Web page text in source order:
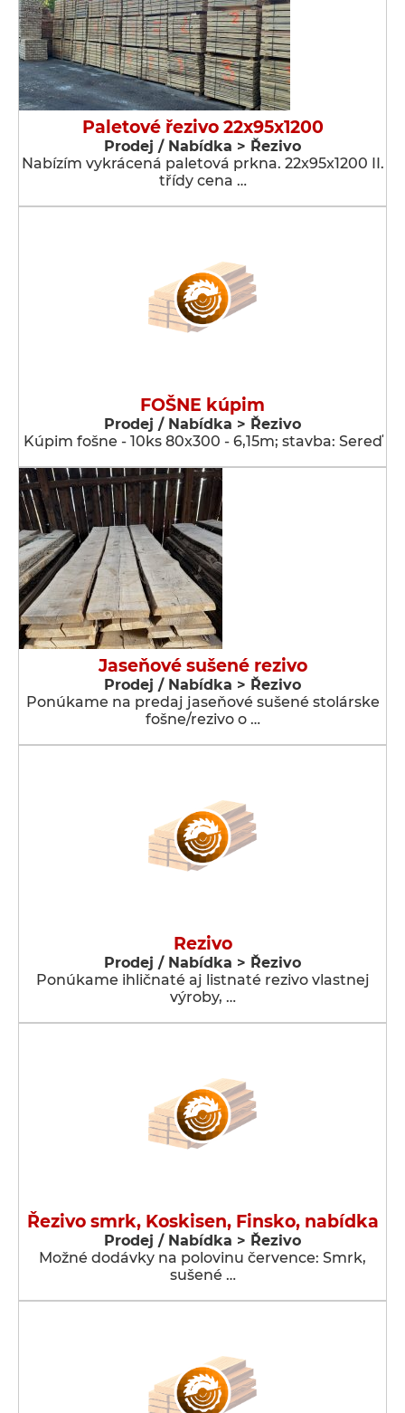
Paletové řezivo 22x95x1200
Prodej / Nabídka > Řezivo
Nabízím vykrácená paletová prkna. 22x95x1200 II.
třídy cena …
FOŠNE kúpim
Prodej / Nabídka > Řezivo
Kúpim fošne - 10ks 80x300 - 6,15m; stavba: Sereď
Jaseňové sušené rezivo
Prodej / Nabídka > Řezivo
Ponúkame na predaj jaseňové sušené stolárske
fošne/rezivo o …
Rezivo
Prodej / Nabídka > Řezivo
Ponúkame ihličnaté aj listnaté rezivo vlastnej
výroby, …
Řezivo smrk, Koskisen, Finsko, nabídka
Prodej / Nabídka > Řezivo
Možné dodávky na polovinu července: Smrk,
sušené …